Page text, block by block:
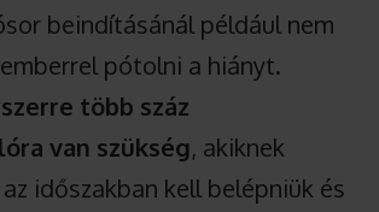
beindításánál például nem
pótolni a hiányt.
több száz
van szükség, akiknek
időszakban kell belépniük és